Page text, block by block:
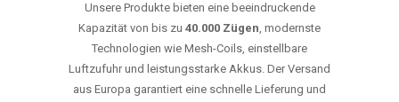
Unsere Produkte bieten eine beeindruckende
Kapazität von bis zu 40.000 Zügen, modernste
Technologien wie Mesh-Coils, einstellbare
Luftzufuhr und leistungsstarke Akkus. Der Versand
aus Europa garantiert eine schnelle Lieferung und